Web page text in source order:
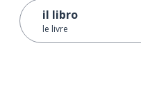
il libro
le livre